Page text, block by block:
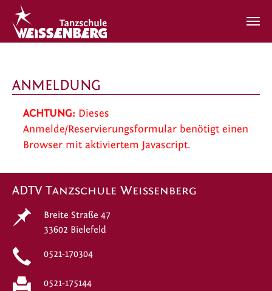
ANMELDUNG
ACHTUNG: Dieses
Anmelde/Reservierungsformular benötigt einen
Browser mit aktiviertem Javascript.
ADTV Tanzschule Weissenberg
Breite Straße 47
33602 Bielefeld
0521-170304
0521-175144